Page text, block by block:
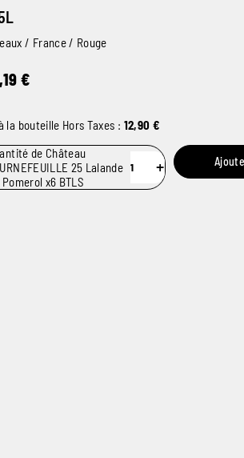
/ France / Rouge
€
la bouteille Hors Taxes : 12,90 €
de Château
25 Lalande
x6 BTLS
+